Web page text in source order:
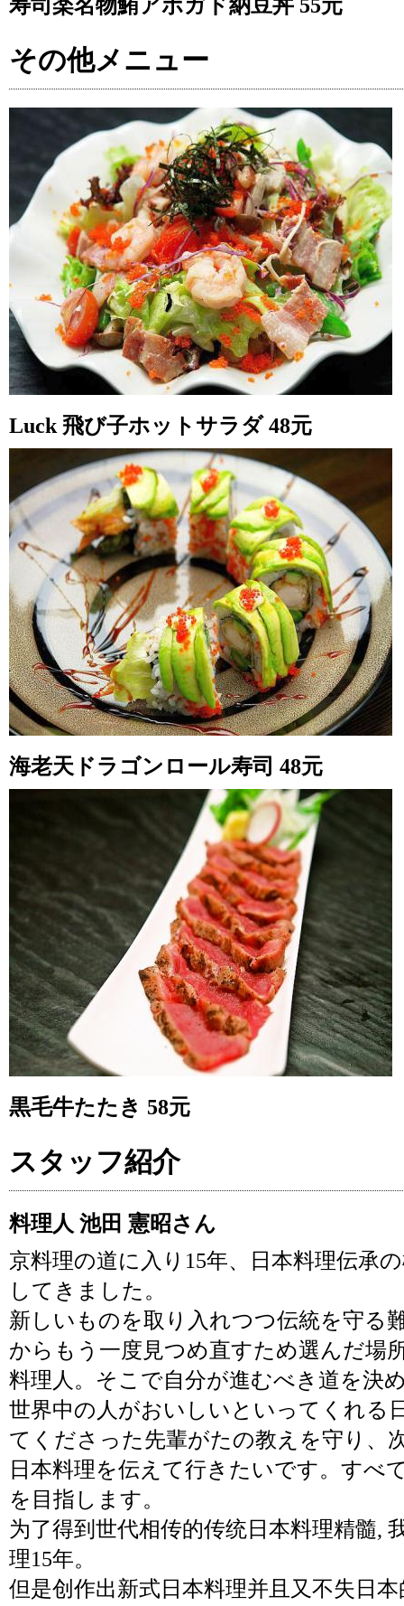
寿司楽名物鮪アボガド納豆丼 55元
その他メニュー
Luck 飛び子ホットサラダ 48元
海老天ドラゴンロール寿司 48元
黒毛牛たたき 58元
スタッフ紹介
料理人 池田 憲昭さん
京料理の道に入り15年、日本料理伝承
してきました。
新しいものを取り入れつつ伝統を守る
からもう一度見つめ直すため選んだ
料理人。そこで自分が進むべき道を決
世界中の人がおいしいといってくれる
てくださった先輩がたの教えを守り、
日本料理を伝えて行きたいです。すべ
を目指します。
为了得到世代相传的传统日本料理精髓,
理15年。
但是创作出新式日本料理并且又不失日